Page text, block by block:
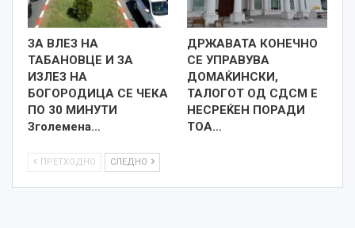
ЗА ВЛЕЗ НА
ТАБАНОВЦЕ И ЗА
ИЗЛЕЗ НА
БОГОРОДИЦА СЕ ЧЕКА
ПО 30 МИНУТИ
Зголемена…
ДРЖАВАТА КОНЕЧНО
СЕ УПРАВУВА
ДОМАЌИНСКИ,
ТАЛОГОТ ОД СДСМ Е
НЕСРЕЌЕН ПОРАДИ
ТОА…
ПРЕТХОДНО СЛЕДНО